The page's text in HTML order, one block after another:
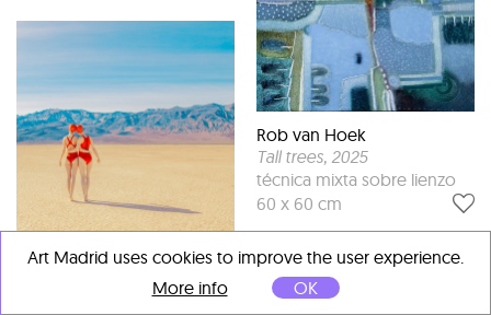
Maria Svarbova
Rob van Hoek
Tall trees, 2025
técnica mixta sobre lienzo
60 x 60 cm
Art Madrid uses cookies to improve the user experience.
More info
OK